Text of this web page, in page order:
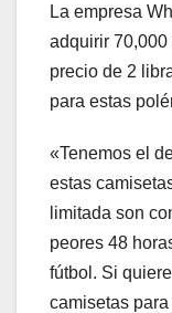
La empresa
adquirir
precio de 2
para estas
«Tenemos el
estas
limitada son
peores 48
fútbol. Si
camisetas